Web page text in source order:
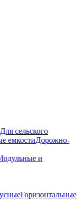
Для сельского
емкостиДорожно-
и
Горизонтальные